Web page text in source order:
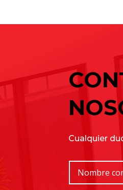
Cualquier